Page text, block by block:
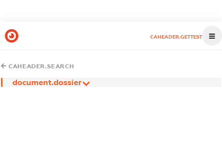
CAHEADER.GETTEST
CAHEADER.SEARCH
document.dossier